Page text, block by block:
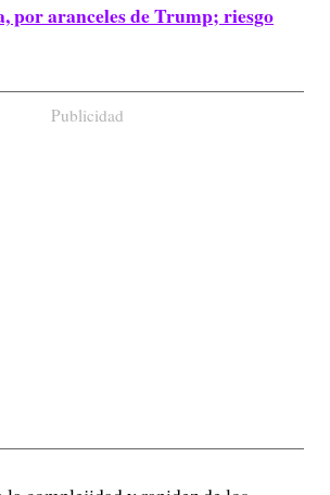
por aranceles de Trump; riesgo
Publicidad